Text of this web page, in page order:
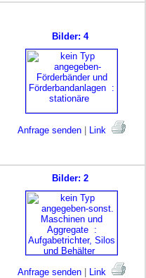
Bilder: 4
Anfrage senden Link
Bilder: 2
Anfrage senden Link